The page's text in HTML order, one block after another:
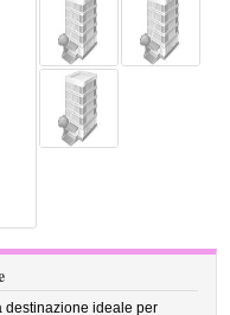
destinazione ideale per